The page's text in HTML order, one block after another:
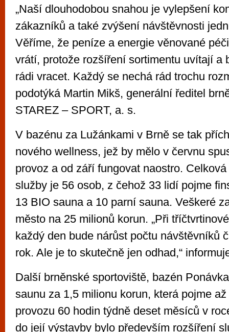
„Naší dlouhodobou snahou je vylepšení
zákazníků a také zvýšení návštěvnosti
Věříme, že peníze a energie věnované
vrátí, protože rozšíření sortimentu uvítají a
rádi vracet. Každý se nechá rád trochu
podotýká Martin Mikš, generální ředitel
STAREZ – SPORT, a. s.
V bazénu za Lužánkami v Brně se tak
nového wellness, jež by mělo v červnu
provoz a od září fungovat naostro.
služby je 56 osob, z čehož 33 lidí pojme
13 BIO sauna a 10 parní sauna. Veškeré
město na 25 milionů korun. „Při
každý den bude nárůst počtu návštěvníků
rok. Ale je to skutečně jen odhad,“
Další brněnské sportoviště, bazén
saunu za 1,5 milionu korun, která pojme
provozu 60 hodin týdně deset měsíců v
do její výstavby bylo především rozšíření